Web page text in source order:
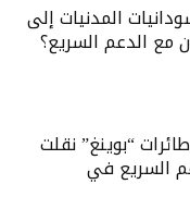
المدنيات إلى
مع الدعم السريع؟
“بوينغ” نقلت
السريع في